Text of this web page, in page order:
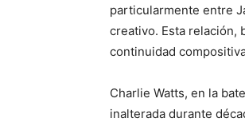
particularmente entre
creativo. Esta relación,
continuidad
Charlie Watts, en la
inalterada durante